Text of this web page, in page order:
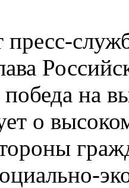
победа на
о